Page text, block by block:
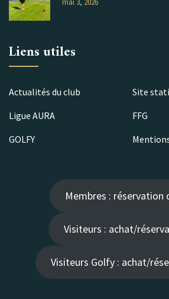
mai 3, 2026
Liens utiles
Actualités du club
Site
Ligue AURA
FFG
GOLFY
Membres : réservation
Visiteurs : achat/
Visiteurs Golfy : achat/